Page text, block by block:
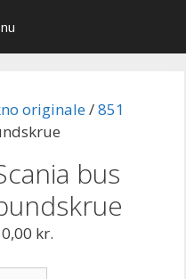
originale/851
bus
kr.